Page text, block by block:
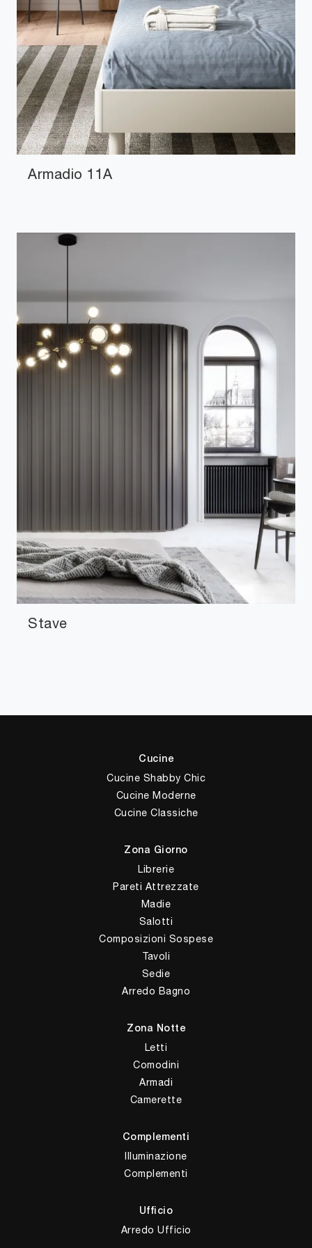
Armadio 11A
Stave
Cucine
Cucine Shabby Chic
Cucine Moderne
Cucine Classiche
Zona Giorno
Librerie
Pareti Attrezzate
Madie
Salotti
Composizioni Sospese
Tavoli
Sedie
Arredo Bagno
Zona Notte
Letti
Comodini
Armadi
Camerette
Complementi
Illuminazione
Complementi
Ufficio
Arredo Ufficio